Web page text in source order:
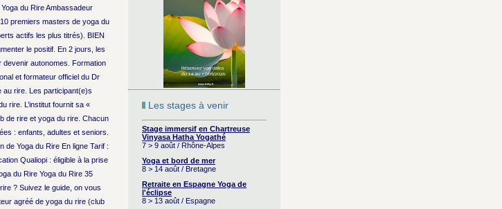
Les stages à venir
Stage immersif en Chartreuse
Vinyasa Hatha Yogathé
7 > 9 août / Rhône-Alpes
Yoga et bord de mer
8 > 14 août / Bretagne
Retraite en Espagne Yoga de
l'éclipse
8 > 13 août / Espagne
du Rire Ambassadeur
premiers masters de yoga du
actifs les plus titrés). BIEN
le positif. En 2 jours, les
devenir autonomes. Formation
et formateur officiel du Dr
au rire. Les participant(e)s
rire. L’institut fournit sa «
de rire et yoga du rire. Chacun
: enfants, adultes et seniors.
Yoga du Rire En ligne Tarif :
Qualiopi : éligible à la prise
du Rire Yoga du Rire 35
? Suivez le guide, on vous
agréé de yoga du rire (club